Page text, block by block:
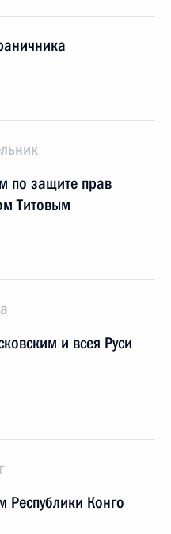
по защите прав
Титовым
и всея Руси
Республики Конго